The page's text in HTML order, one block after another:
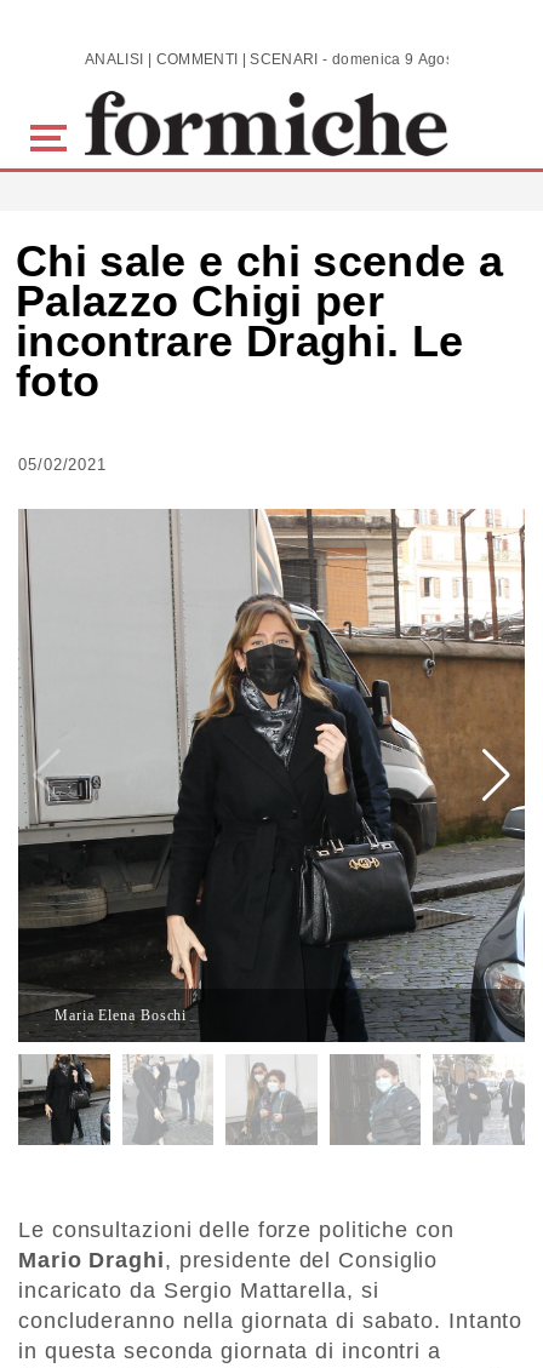
Skip to main content ANALISI | COMMENTI | SCENARI - domenica 9 Agosto 2026
Chi sale e chi scende a
Palazzo Chigi per
incontrare Draghi. Le
foto
05/02/2021
Maria Elena Boschi
Le consultazioni delle forze politiche con
Mario Draghi, presidente del Consiglio
incaricato da Sergio Mattarella, si
concluderanno nella giornata di sabato. Intanto
in questa seconda giornata di incontri a